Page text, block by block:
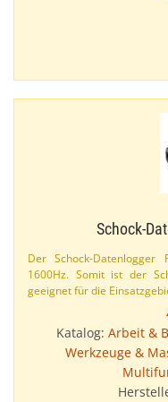
Schock-​
Der Schock-​
1600Hz. Somit ist der
geeignet für die
Katalog: Arbeit &
Werkzeuge &